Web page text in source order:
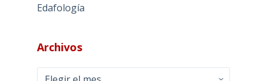
Edafología
Archivos
Archivos